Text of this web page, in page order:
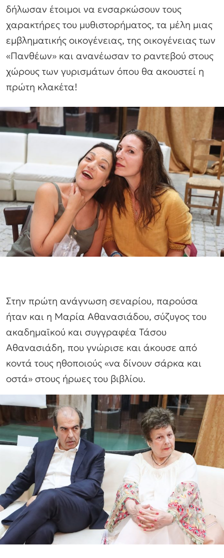
δήλωσαν έτοιμοι να ενσαρκώσουν τους
χαρακτήρες του μυθιστορήματος, τα μέλη μιας
εμβληματικής οικογένειας, της οικογένειας των
«Πανθέων» και ανανέωσαν το ραντεβού στους
χώρους των γυρισμάτων όπου θα ακουστεί η
πρώτη κλακέτα!
Στην πρώτη ανάγνωση σεναρίου, παρούσα
ήταν και η Μαρία Αθανασιάδου, σύζυγος του
ακαδημαϊκού και συγγραφέα Τάσου
Αθανασιάδη, που γνώρισε και άκουσε από
κοντά τους ηθοποιούς «να δίνουν σάρκα και
οστά» στους ήρωες του βιβλίου.